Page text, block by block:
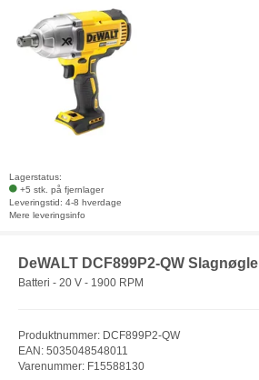
Lagerstatus:
+5 stk. på fjernlager
Leveringstid: 4-8 hverdage
Mere leveringsinfo
DeWALT DCF899P2-QW Slagnøgle
Batteri - 20 V - 1900 RPM
Produktnummer: DCF899P2-QW
EAN: 5035048548011
Varenummer: F15588130